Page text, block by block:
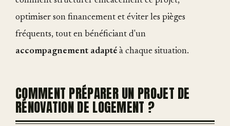
optimiser son financement et éviter les pièges
fréquents, tout en bénéficiant d'un
accompagnement adapté à chaque situation.
COMMENT PRÉPARER UN PROJET DE
RÉNOVATION DE LOGEMENT ?